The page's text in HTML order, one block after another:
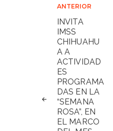
Navegación
de
entradas
ANTERIOR
INVITA
IMSS
CHIHUAHU
A A
ACTIVIDAD
ES
PROGRAMA
DAS EN LA
“SEMANA
ROSA”, EN
EL MARCO